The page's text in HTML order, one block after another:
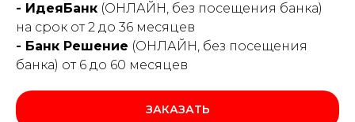
- ИдеяБанк (ОНЛАЙН, без посещения банка)
на срок от 2 до 36 месяцев
- Банк Решение (ОНЛАЙН, без посещения
банка) от 6 до 60 месяцев
ЗАКАЗАТЬ